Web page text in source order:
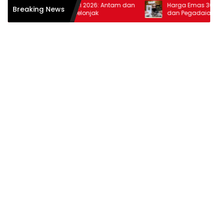
Breaking News
Emas 10 Februari 2026: Antam dan
Kembali Melonjak
Harga Emas 30
dan Pegadaian Terus